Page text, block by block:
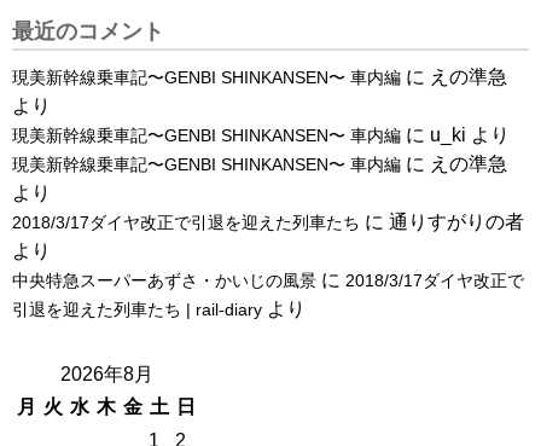
最近のコメント
現美新幹線乗車記〜GENBI SHINKANSEN〜 車内編 に えの準急
より
現美新幹線乗車記〜GENBI SHINKANSEN〜 車内編 に u_ki より
現美新幹線乗車記〜GENBI SHINKANSEN〜 車内編 に えの準急
より
2018/3/17ダイヤ改正で引退を迎えた列車たち に 通りすがりの者
より
中央特急スーパーあずさ・かいじの風景 に 2018/3/17ダイヤ改正で
引退を迎えた列車たち | rail-diary より
2026年8月
月
火 水 木 金 土 日
1
2